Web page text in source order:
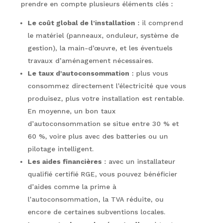
prendre en compte plusieurs éléments clés :
Le coût global de l’installation : il comprend
le matériel (panneaux, onduleur, système de
gestion), la main-d’œuvre, et les éventuels
travaux d’aménagement nécessaires.
Le taux d’autoconsommation : plus vous
consommez directement l’électricité que vous
produisez, plus votre installation est rentable.
En moyenne, un bon taux
d’autoconsommation se situe entre 30 % et
60 %, voire plus avec des batteries ou un
pilotage intelligent.
Les aides financières : avec un installateur
qualifié certifié RGE, vous pouvez bénéficier
d’aides comme la prime à
l’autoconsommation, la TVA réduite, ou
encore de certaines subventions locales.